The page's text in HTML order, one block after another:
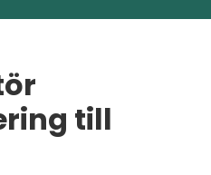
till